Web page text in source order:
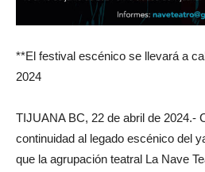
**El festival escénico se llevará a
2024
TIJUANA BC, 22 de abril de 2024.-
continuidad al legado escénico del
que la agrupación teatral La Nave